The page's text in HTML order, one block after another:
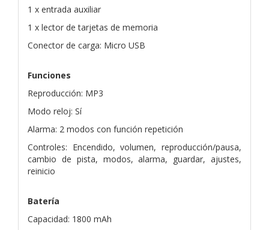
1 x entrada auxiliar
1 x lector de tarjetas de memoria
Conector de carga: Micro USB
Funciones
Reproducción: MP3
Modo reloj: Sí
Alarma: 2 modos con función repetición
Controles: Encendido, volumen, reproducción/pausa,
cambio de pista, modos, alarma, guardar, ajustes,
reinicio
Batería
Capacidad: 1800 mAh